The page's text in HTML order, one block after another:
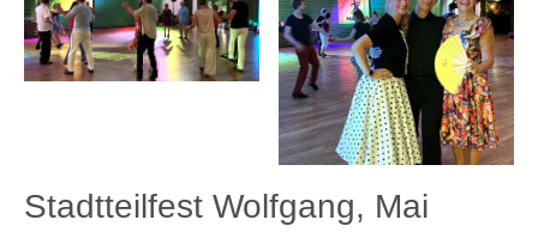
Stadtteilfest Wolfgang, Mai